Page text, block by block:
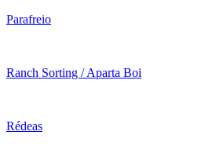
Parafreio
Ranch Sorting / Aparta Boi
Rédeas